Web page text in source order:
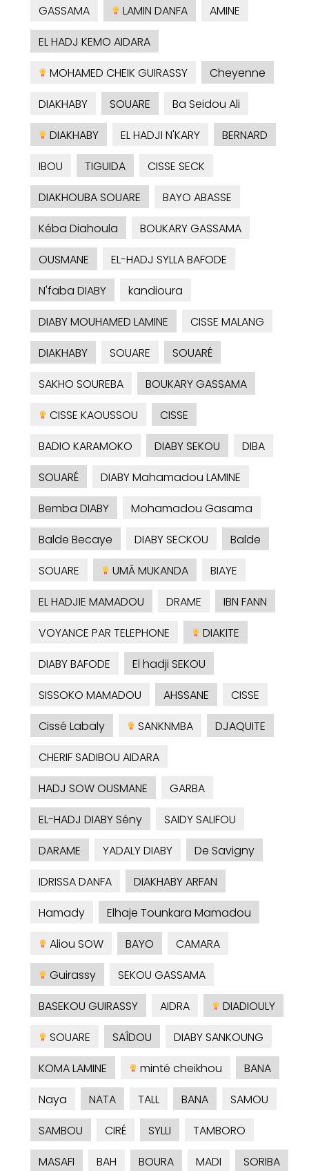
GASSAMA LAMIN DANFA
AMINE
EL HADJ KEMO AIDARA
MOHAMED CHEIK GUIRASSY
Cheyenne
DIAKHABY
SOUARE
Ba Seidou Ali
DIAKHABY
EL HADJI N'KARY
BERNARD
IBOU
TIGUIDA
CISSE SECK
DIAKHOUBA SOUARE
BAYO ABASSE
Kéba Diahoula
BOUKARY GASSAMA
OUSMANE
EL-HADJ SYLLA BAFODE
N'faba DIABY
kandioura
DIABY MOUHAMED LAMINE
CISSE MALANG
DIAKHABY
SOUARE
SOUARÉ
SAKHO SOUREBA
BOUKARY GASSAMA
CISSE KAOUSSOU
CISSE
BADIO KARAMOKO
DIABY SEKOU
DIBA
SOUARÉ
DIABY Mahamadou LAMINE
Bemba DIABY
Mohamadou Gasama
Balde Becaye
DIABY SECKOU
Balde
SOUARE
UMÂ MUKANDA
BIAYE
EL HADJIE MAMADOU
DRAME
IBN FANN
VOYANCE PAR TELEPHONE
DIAKITE
DIABY BAFODE
El hadji SEKOU
SISSOKO MAMADOU
AHSSANE
CISSE
Cissé Labaly
SANKNMBA
DJAQUITE
CHERIF SADIBOU AIDARA
HADJ SOW OUSMANE
GARBA
EL-HADJ DIABY Sény
SAIDY SALIFOU
DARAME
YADALY DIABY
De Savigny
IDRISSA DANFA
DIAKHABY ARFAN
Hamady
Elhaje Tounkara Mamadou
Aliou SOW
BAYO
CAMARA
Guirassy
SEKOU GASSAMA
BASEKOU GUIRASSY
AIDRA
DIADIOULY
SOUARE
SAÎDOU
DIABY SANKOUNG
KOMA LAMINE
minté cheikhou
BANA
Naya
NATA TALL BANA
SAMOU
SAMBOU
CIRÉ SYLLI
TAMBORO
MASAFI
BAH BOURA MADI
SORIBA